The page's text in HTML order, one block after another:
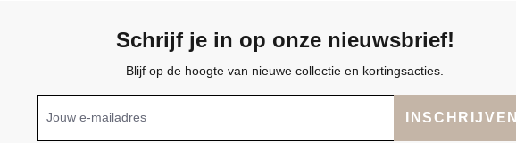
Schrijf je in op onze nieuwsbrief!
Blijf op de hoogte van nieuwe collectie en kortingsacties.
INSCHRIJVEN